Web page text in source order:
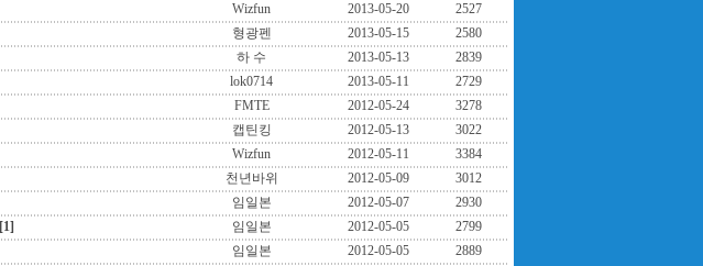
Wizfun 2013-05-20
2527
형광펜 2013-05-15
2580
하 수 2013-05-13
2839
lok0714 2013-05-11
2729
FMTE 2012-05-24
3278
캡틴킹 2012-05-13
3022
Wizfun 2012-05-11
3384
천년바위 2012-05-09
3012
임일본 2012-05-07
2930
[1] 임일본 2012-05-05
2799
임일본 2012-05-05
2889